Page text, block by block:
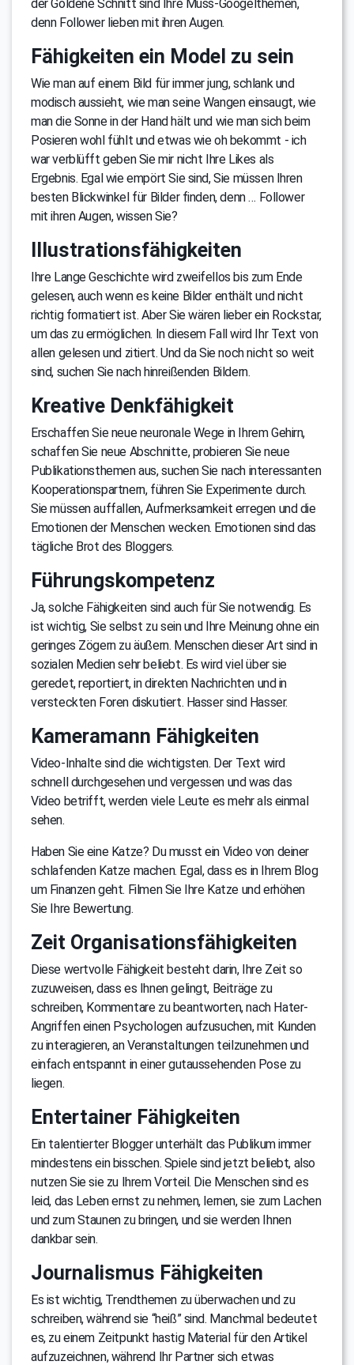
der Goldene Schnitt sind Ihre Muss-Googelthemen,
denn Follower lieben mit ihren Augen.
Fähigkeiten ein Model zu sein
Wie man auf einem Bild für immer jung, schlank und
modisch aussieht, wie man seine Wangen einsaugt, wie
man die Sonne in der Hand hält und wie man sich beim
Posieren wohl fühlt und etwas wie oh bekommt - ich
war verblüfft geben Sie mir nicht Ihre Likes als
Ergebnis. Egal wie empört Sie sind, Sie müssen Ihren
besten Blickwinkel für Bilder finden, denn … Follower
mit ihren Augen, wissen Sie?
Illustrationsfähigkeiten
Ihre Lange Geschichte wird zweifellos bis zum Ende
gelesen, auch wenn es keine Bilder enthält und nicht
richtig formatiert ist. Aber Sie wären lieber ein Rockstar,
um das zu ermöglichen. In diesem Fall wird Ihr Text von
allen gelesen und zitiert. Und da Sie noch nicht so weit
sind, suchen Sie nach hinreißenden Bildern.
Kreative Denkfähigkeit
Erschaffen Sie neue neuronale Wege in Ihrem Gehirn,
schaffen Sie neue Abschnitte, probieren Sie neue
Publikationsthemen aus, suchen Sie nach interessanten
Kooperationspartnern, führen Sie Experimente durch.
Sie müssen auffallen, Aufmerksamkeit erregen und die
Emotionen der Menschen wecken. Emotionen sind das
tägliche Brot des Bloggers.
Führungskompetenz
Ja, solche Fähigkeiten sind auch für Sie notwendig. Es
ist wichtig, Sie selbst zu sein und Ihre Meinung ohne ein
geringes Zögern zu äußern. Menschen dieser Art sind in
sozialen Medien sehr beliebt. Es wird viel über sie
geredet, reportiert, in direkten Nachrichten und in
versteckten Foren diskutiert. Hasser sind Hasser.
Kameramann Fähigkeiten
Video-Inhalte sind die wichtigsten. Der Text wird
schnell durchgesehen und vergessen und was das
Video betrifft, werden viele Leute es mehr als einmal
sehen.
Haben Sie eine Katze? Du musst ein Video von deiner
schlafenden Katze machen. Egal, dass es in Ihrem Blog
um Finanzen geht. Filmen Sie Ihre Katze und erhöhen
Sie Ihre Bewertung.
Zeit Organisationsfähigkeiten
Diese wertvolle Fähigkeit besteht darin, Ihre Zeit so
zuzuweisen, dass es Ihnen gelingt, Beiträge zu
schreiben, Kommentare zu beantworten, nach Hater-
Angriffen einen Psychologen aufzusuchen, mit Kunden
zu interagieren, an Veranstaltungen teilzunehmen und
einfach entspannt in einer gutaussehenden Pose zu
liegen.
Entertainer Fähigkeiten
Ein talentierter Blogger unterhält das Publikum immer
mindestens ein bisschen. Spiele sind jetzt beliebt, also
nutzen Sie sie zu Ihrem Vorteil. Die Menschen sind es
leid, das Leben ernst zu nehmen, lernen, sie zum Lachen
und zum Staunen zu bringen, und sie werden Ihnen
dankbar sein.
Journalismus Fähigkeiten
Es ist wichtig, Trendthemen zu überwachen und zu
schreiben, während sie “heiß” sind. Manchmal bedeutet
es, zu einem Zeitpunkt hastig Material für den Artikel
aufzuzeichnen, während Ihr Partner sich etwas